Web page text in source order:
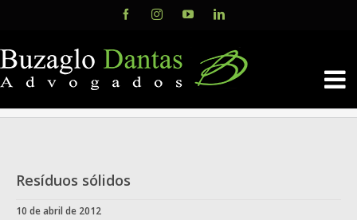
content
FacebookInstagramYouTubeLinkedIn
Resíduos sólidos
10 de abril de 2012